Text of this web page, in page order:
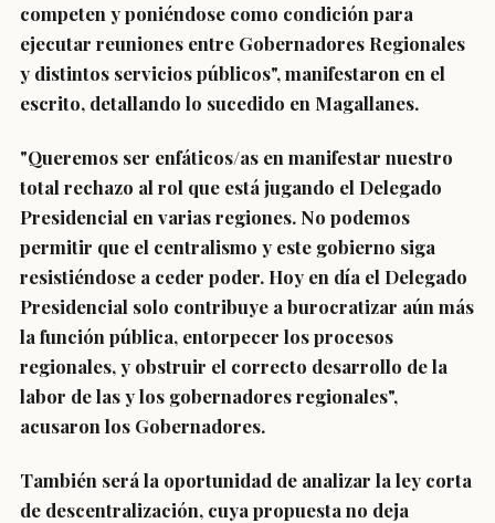
competen y poniéndose como condición para
ejecutar reuniones entre Gobernadores Regionales
y distintos servicios públicos", manifestaron en el
escrito, detallando lo sucedido en Magallanes.
"Queremos ser enfáticos/as en manifestar nuestro
total rechazo al rol que está jugando el Delegado
Presidencial en varias regiones. No podemos
permitir que el centralismo y este gobierno siga
resistiéndose a ceder poder. Hoy en día el Delegado
Presidencial solo contribuye a burocratizar aún más
la función pública, entorpecer los procesos
regionales, y obstruir el correcto desarrollo de la
labor de las y los gobernadores regionales",
acusaron los Gobernadores.
También será la oportunidad de analizar la ley corta
de descentralización, cuya propuesta no deja